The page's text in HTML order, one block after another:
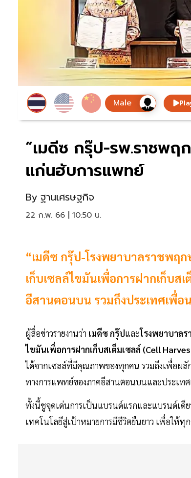
“เมดีซ กรุ๊ป-รพ.ราชพฤ
แก่นฮับการแพทย์
By ฐานเศรษฐกิจ
22 ก.พ. 66 | 10:50 น.
“เมดีซ กรุ๊ป-โรงพยาบาลราชพฤ
เก็บเซลล์ไขมันเพื่อการฝากเก็บ
อีสานตอนบน รวมถึงประเทศเพื่อ
ผู้สื่อข่าวรายงานว่า เมดีซ กรุ๊ปและโรงพยาบาล
ไขมันเพื่อการฝากเก็บสเต็มเซลล์ (Cell
ได้จากเซลล์ที่มีคุณภาพของทุกคน รวมถึงเพื่อผ
ทางการแพทย์ของภาคอีสานตอนบนและประเท
ทั้งนี้ชูจุดเด่นการเป็นแบรนด์แรกและแบรนด์เดี
เทคโนโลยีสู่เป้าหมายการมีชีวิตยืนยาว เพื่อให้